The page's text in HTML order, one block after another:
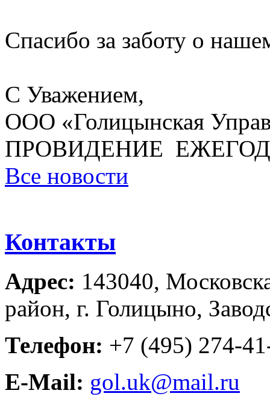
Спасибо за заботу о
С Уважением,
ООО «Голицынская
ПРОВИДЕНИЕ
Все новости
Контакты
Адрес: 143040,
район, г. Голицыно,
Телефон: +7 (495) 274-
E-Mail: gol.uk@mail.ru